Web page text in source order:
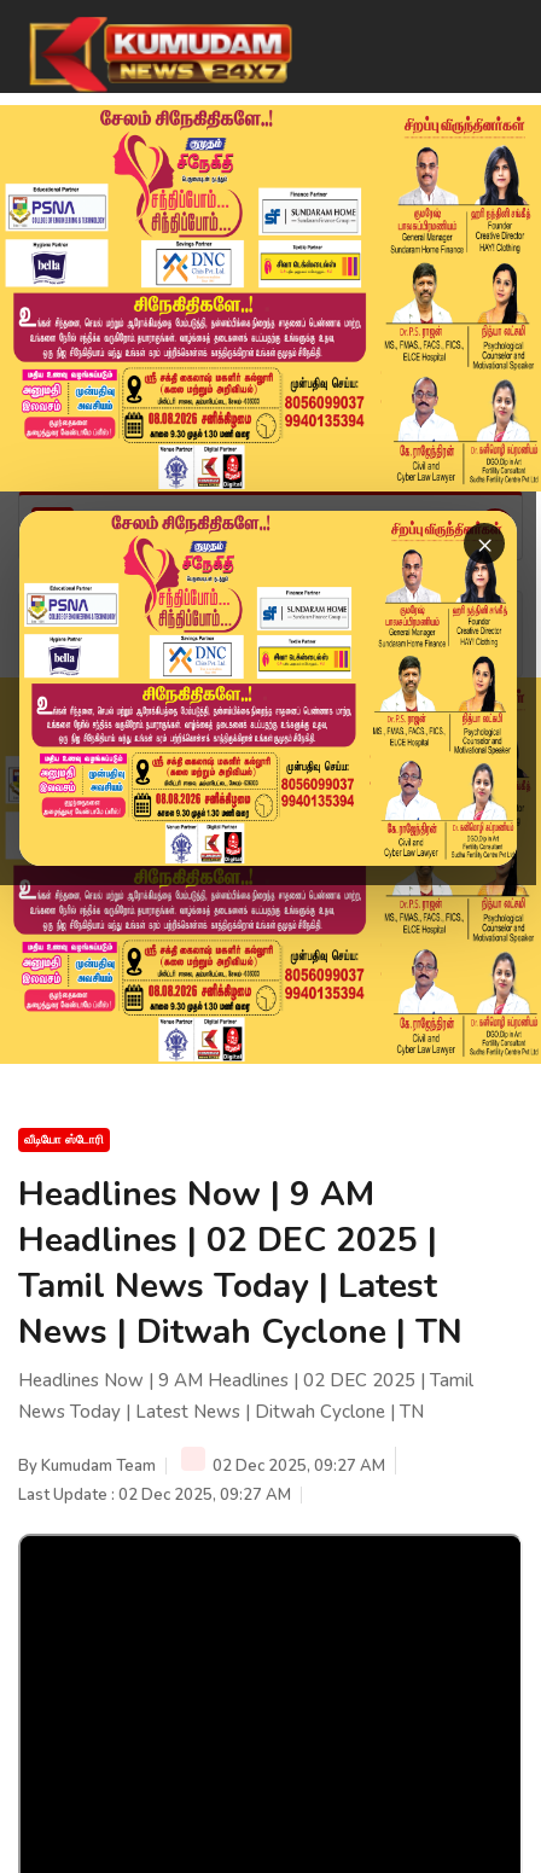
×
Home
வீடியோ ஸ்டோரி
Headlines Now | 9 AM Headlines | 02 DEC 2025 | ...
வீடியோ ஸ்டோரி
Headlines Now | 9 AM
Headlines | 02 DEC 2025 |
Tamil News Today | Latest
News | Ditwah Cyclone | TN
Headlines Now | 9 AM Headlines | 02 DEC 2025 | Tamil
News Today | Latest News | Ditwah Cyclone | TN
ByKumudam Team
02 Dec 2025, 09:27 AM
Last Update : 02 Dec 2025, 09:27 AM